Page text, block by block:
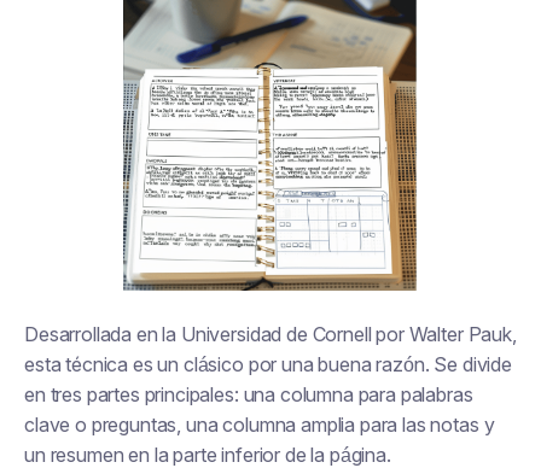
Desarrollada en la Universidad de Cornell por Walter Pauk,
esta técnica es un clásico por una buena razón. Se divide
en tres partes principales: una columna para palabras
clave o preguntas, una columna amplia para las notas y
un resumen en la parte inferior de la página.